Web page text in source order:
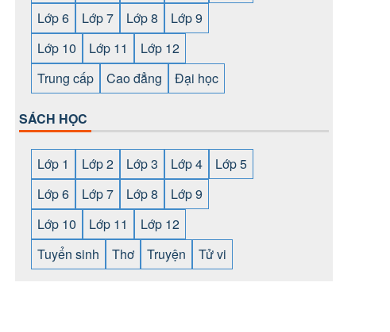
Lớp 6
Lớp 7 Lớp 8
Lớp 9
Lớp 10
Lớp 11
Lớp 12
Trung cấp
Cao đẳng Đại học
SÁCH HỌC
Lớp 1 Lớp 2 Lớp 3 Lớp 4
Lớp 5
Lớp 6
Lớp 7 Lớp 8
Lớp 9
Lớp 10
Lớp 11
Lớp 12
Tuyển sinh
Thơ Truyện Tử vi